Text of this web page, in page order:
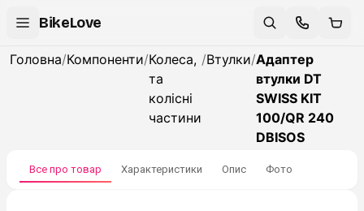
BikeLove
Головна/Компоненти/Колеса,
та
колісні
частини
/Втулки/Адаптер
втулки DT
SWISS KIT
100/QR 240
DBISOS
Все про товар Характеристики Опис Фото